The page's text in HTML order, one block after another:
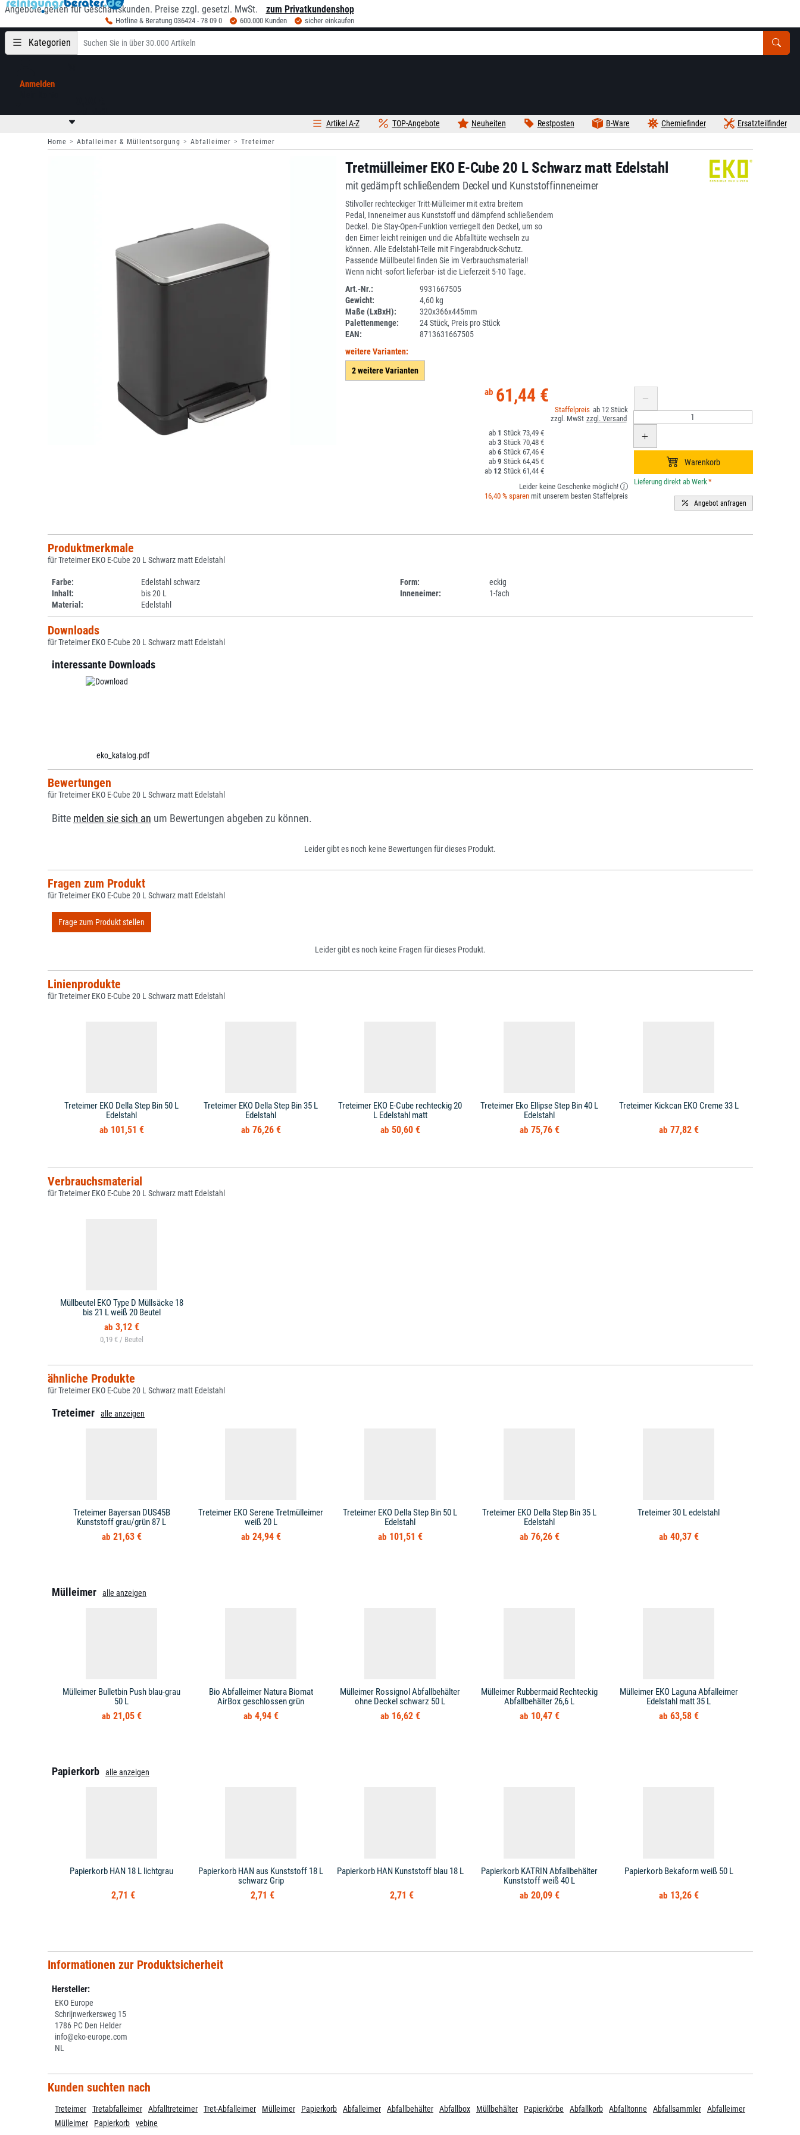
Angebote gelten für Geschäftskunden. Preise zzgl. gesetzl. MwSt. zum Privatkundenshop
Hotline & Beratung 036424 - 78 09 0 600.000 Kunden sicher einkaufen
Kategorien
Anmelden
Ersatzteilfinder
Chemiefinder
B-Ware
Restposten
Neuheiten
TOP-Angebote
Artikel A-Z
Home Abfalleimer & Müllentsorgung Abfalleimer Treteimer
Tretmülleimer EKO E-Cube 20 L Schwarz matt Edelstahl
mit gedämpft schließendem Deckel und Kunststoffinneneimer
Stilvoller rechteckiger Tritt-Mülleimer mit extra breitem
Pedal, Inneneimer aus Kunststoff und dämpfend schließendem
Deckel. Die Stay-Open-Funktion verriegelt den Deckel, um so
den Eimer leicht reinigen und die Abfalltüte wechseln zu
können. Alle Edelstahl-Teile mit Fingerabdruck-Schutz.
Passende Müllbeutel finden Sie im Verbrauchsmaterial!
Wenn nicht -sofort lieferbar- ist die Lieferzeit 5-10 Tage.
Art.-Nr.:
9931667505
Gewicht:
4,60 kg
Maße (LxBxH):
320x366x445mm
Palettenmenge:
24 Stück, Preis pro Stück
EAN:
8713631667505
weitere Varianten:
2 weitere Varianten
61,44 €
12
1
73,49 €
3
70,48 €
6
67,46 €
9
64,45 €
12
61,44 €
Leider keine Geschenke möglich!
16,40 % sparenmit unserem besten Staffelpreis
*
Produktmerkmale
für Treteimer EKO E-Cube 20 L Schwarz matt Edelstahl
Farbe: Edelstahl schwarz Form:
eckig
Inhalt:
bis 20 L Inneneimer:
1-fach
Material:
Edelstahl
Downloads
für Treteimer EKO E-Cube 20 L Schwarz matt Edelstahl
interessante Downloads
eko_katalog.pdf
Bewertungen
für Treteimer EKO E-Cube 20 L Schwarz matt Edelstahl
Bitte melden sie sich an um Bewertungen abgeben zu können.
Leider gibt es noch keine Bewertungen für dieses Produkt.
Fragen zum Produkt
für Treteimer EKO E-Cube 20 L Schwarz matt Edelstahl
Frage zum Produkt stellen
Leider gibt es noch keine Fragen für dieses Produkt.
Linienprodukte
für Treteimer EKO E-Cube 20 L Schwarz matt Edelstahl
Treteimer EKO Della Step Bin 50 L
Edelstahl
101,51 €
Treteimer EKO Della Step Bin 35 L
Edelstahl
76,26 €
Treteimer EKO E-Cube rechteckig 20
L Edelstahl matt
50,60 €
Treteimer Eko Ellipse Step Bin 40 L
Edelstahl
75,76 €
Treteimer Kickcan EKO Creme 33 L
77,82 €
Verbrauchsmaterial
für Treteimer EKO E-Cube 20 L Schwarz matt Edelstahl
Müllbeutel EKO Type D Müllsäcke 18
bis 21 L weiß 20 Beutel
3,12 €
0,19 € /
ähnliche Produkte
für Treteimer EKO E-Cube 20 L Schwarz matt Edelstahl
Treteimer alle anzeigen
Treteimer Bayersan DUS45B
Kunststoff grau/grün 87 L
21,63 €
Treteimer EKO Serene Tretmülleimer
weiß 20 L
24,94 €
Treteimer EKO Della Step Bin 50 L
Edelstahl
101,51 €
Treteimer EKO Della Step Bin 35 L
Edelstahl
76,26 €
Treteimer 30 L edelstahl
40,37 €
Mülleimer alle anzeigen
Mülleimer Bulletbin Push blau-grau
50 L
21,05 €
Bio Abfalleimer Natura Biomat
AirBox geschlossen grün
4,94 €
Mülleimer Rossignol Abfallbehälter
ohne Deckel schwarz 50 L
16,62 €
Mülleimer Rubbermaid Rechteckig
Abfallbehälter 26,6 L
10,47 €
Mülleimer EKO Laguna Abfalleimer
Edelstahl matt 35 L
63,58 €
Papierkorb alle anzeigen
Papierkorb HAN 18 L lichtgrau
2,71 €
Papierkorb HAN aus Kunststoff 18 L
schwarz Grip
2,71 €
Papierkorb HAN Kunststoff blau 18 L
2,71 €
Papierkorb KATRIN Abfallbehälter
Kunststoff weiß 40 L
20,09 €
Papierkorb Bekaform weiß 50 L
13,26 €
Informationen zur Produktsicherheit
Hersteller:
EKO Europe
Schrijnwerkersweg 15
1786 PC Den Helder
info@eko-europe.com
NL
Kunden suchten nach
Treteimer Tretabfalleimer Abfalltreteimer Tret-Abfalleimer Mülleimer Papierkorb Abfalleimer Abfallbehälter Abfallbox Müllbehälter Papierkörbe Abfallkorb Abfalltonne Abfallsammler
Abfalleimer
Mülleimer
Papierkorb vebine